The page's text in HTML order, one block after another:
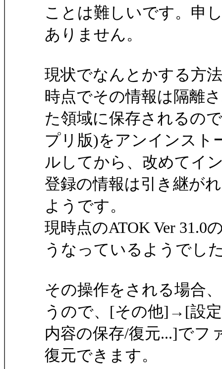
ことは難しいです。申
ありません。
現状でなんとかする方
時点でその情報は隔離
た領域に保存されるの
プリ版)をアンインスト
ルしてから、改めてイ
登録の情報は引き継が
ようです。
現時点のATOK Ver 31.0
うなっているようでし
その操作をされる場合
うので、[その他]→[設定
内容の保存/復元...]でフ
復元できます。